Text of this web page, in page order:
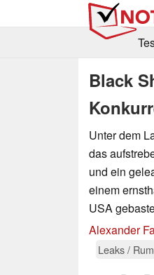
Black
Unter dem
das
und ein
einem
USA
Alexander
Leaks /